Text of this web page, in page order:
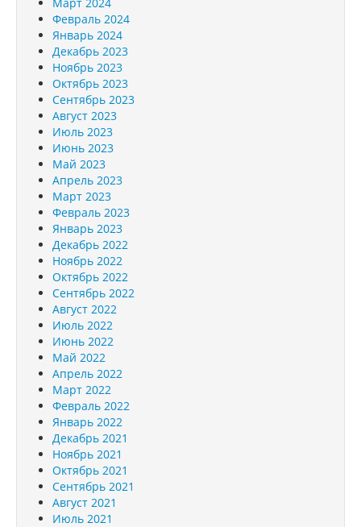
Февраль 2024
Январь 2024
Декабрь 2023
Ноябрь 2023
Октябрь 2023
Сентябрь 2023
Август 2023
Июль 2023
Июнь 2023
Май 2023
Апрель 2023
Март 2023
Февраль 2023
Январь 2023
Декабрь 2022
Ноябрь 2022
Октябрь 2022
Сентябрь 2022
Август 2022
Июль 2022
Июнь 2022
Май 2022
Апрель 2022
Март 2022
Февраль 2022
Январь 2022
Декабрь 2021
Ноябрь 2021
Октябрь 2021
Сентябрь 2021
Август 2021
Июль 2021